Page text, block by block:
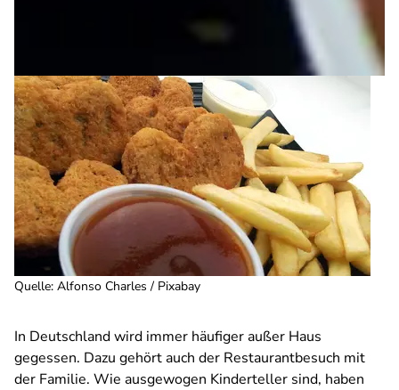
Quelle: Alfonso Charles / Pixabay
In Deutschland wird immer häufiger außer Haus
gegessen. Dazu gehört auch der Restaurantbesuch mit
der Familie. Wie ausgewogen Kinderteller sind, haben